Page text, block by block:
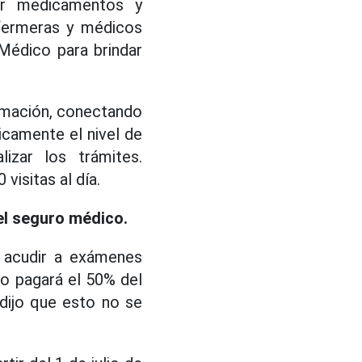
medicamentos y
y médicos
para brindar
conectando
el nivel de
los trámites.
visitas al día.
seguro médico.
a exámenes
pagará el 50% del
que esto no se